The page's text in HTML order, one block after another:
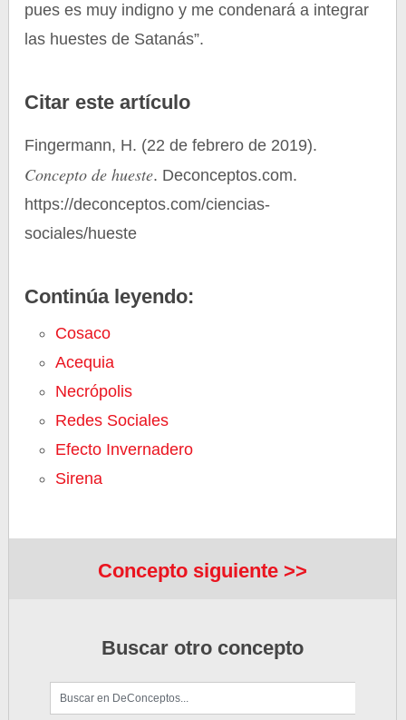
pues es muy indigno y me condenará a integrar
las huestes de Satanás”.
Citar este artículo
Fingermann, H. (22 de febrero de 2019).
Concepto de hueste. Deconceptos.com.
https://deconceptos.com/ciencias-
sociales/hueste
Continúa leyendo:
Cosaco
Acequia
Necrópolis
Redes Sociales
Efecto Invernadero
Sirena
Concepto siguiente >>
Buscar otro concepto